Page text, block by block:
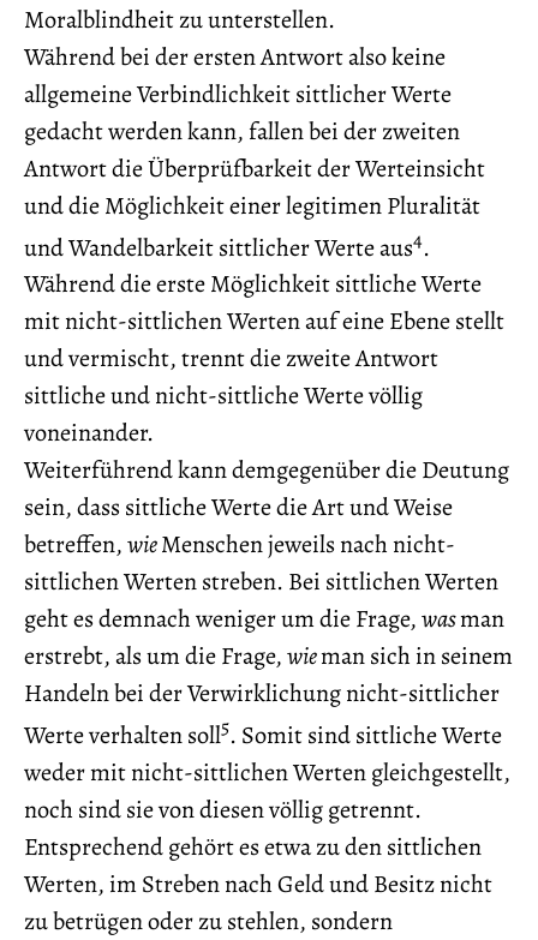
Moralblindheit zu unterstellen.
Während bei der ersten Antwort also keine
allgemeine Verbindlichkeit sittlicher Werte
gedacht werden kann, fallen bei der zweiten
Antwort die Überprüfbarkeit der Werteinsicht
und die Möglichkeit einer legitimen Pluralität
und Wandelbarkeit sittlicher Werte aus4.
Während die erste Möglichkeit sittliche Werte
mit nicht-sittlichen Werten auf eine Ebene stellt
und vermischt, trennt die zweite Antwort
sittliche und nicht-sittliche Werte völlig
voneinander.
Weiterführend kann demgegenüber die Deutung
sein, dass sittliche Werte die Art und Weise
betreffen,wieMenschen jeweils nach nicht-
sittlichen Werten streben. Bei sittlichen Werten
geht es demnach weniger um die Frage,wasman
erstrebt, als um die Frage,wieman sich in seinem
Handeln bei der Verwirklichung nicht-sittlicher
Werte verhalten soll5. Somit sind sittliche Werte
weder mit nicht-sittlichen Werten gleichgestellt,
noch sind sie von diesen völlig getrennt.
Entsprechend gehört es etwa zu den sittlichen
Werten, im Streben nach Geld und Besitz nicht
zu betrügen oder zu stehlen, sondern